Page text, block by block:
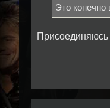
Это конечно
Присоединяюсь